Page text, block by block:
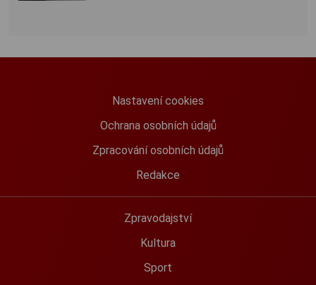
Nastavení cookies
Ochrana osobních údajů
Zpracování osobních údajů
Redakce
Zpravodajství
Kultura
Sport